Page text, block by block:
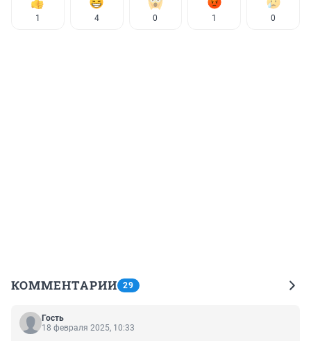
1 4 0 1 0
КОММЕНТАРИИ 29
Гость
18 февраля 2025, 10:33